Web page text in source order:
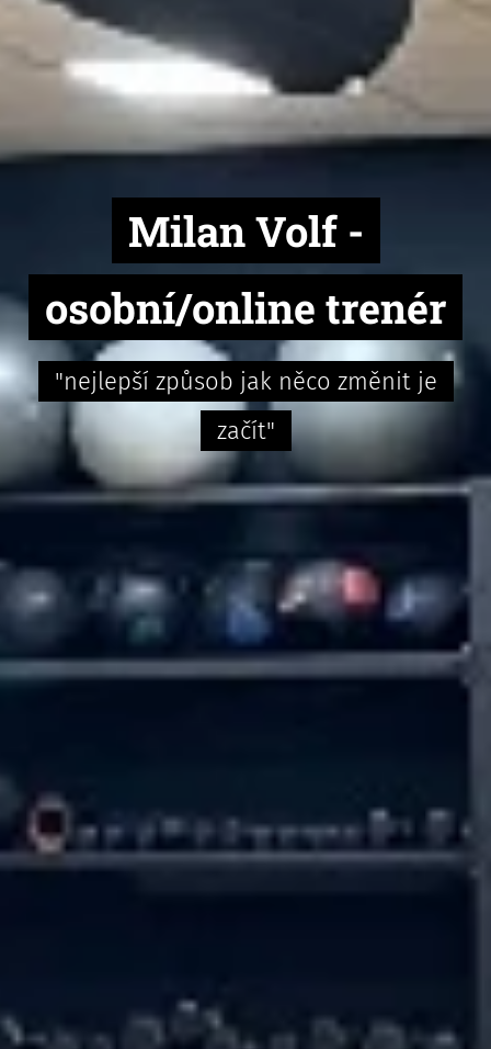
Milan Volf -
osobní/online trenér
"nejlepší způsob jak něco změnit je
začít"